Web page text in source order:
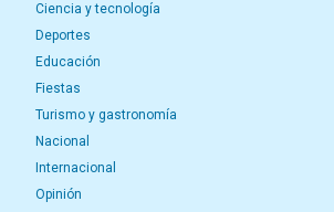
Ciencia y tecnología
Deportes
Educación
Fiestas
Turismo y gastronomía
Nacional
Internacional
Opinión